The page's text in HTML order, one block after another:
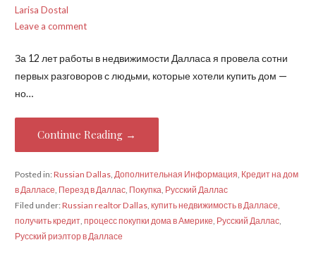
Larisa Dostal
Leave a comment
За 12 лет работы в недвижимости Далласа я провела сотни
первых разговоров с людьми, которые хотели купить дом —
но…
Continue Reading →
Posted in:Russian Dallas, Дополнительная Информация, Кредит на дом
в Далласе, Перезд в Даллас, Покупка, Русский Даллас
Filed under:Russian realtor Dallas, купить недвижимость в Далласе,
получить кредит, процесс покупки дома в Америке, Русский Даллас,
Русский риэлтор в Далласе